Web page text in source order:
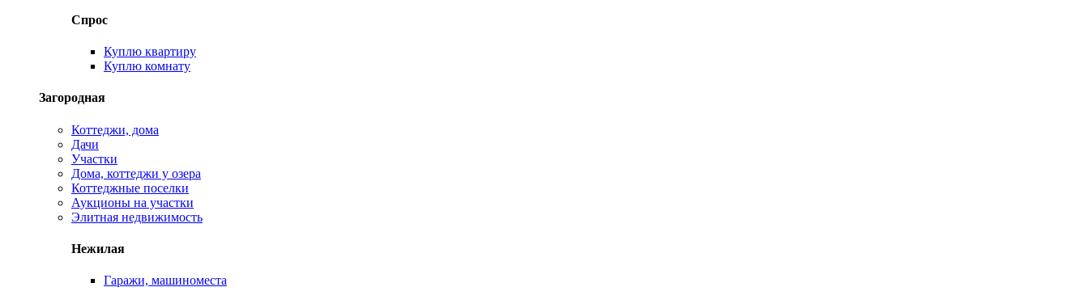
Спрос
Куплю квартиру
Куплю комнату
Загородная
Коттеджи, дома
Дачи
Участки
Дома, коттеджи у озера
Коттеджные поселки
Аукционы на участки
Элитная недвижимость
Нежилая
Гаражи, машиноместа